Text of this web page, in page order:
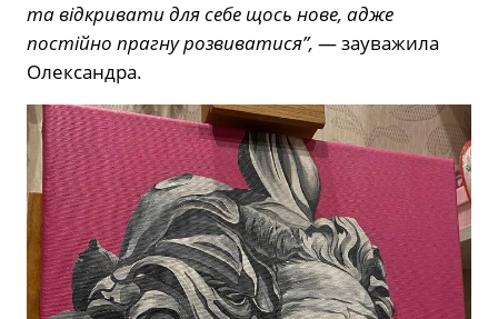
та відкривати для себе щось нове, адже
постійно прагну розвиватися”, — зауважила
Олександра.